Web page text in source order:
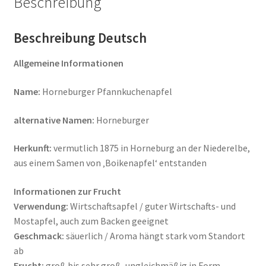
Beschreibung Deutsch
Allgemeine Informationen
Name: Horneburger Pfannkuchenapfel
alternative Namen: Horneburger
Herkunft: vermutlich 1875 in Horneburg an der Niederelbe,
aus einem Samen von ‚Boikenapfel‘ entstanden
Informationen zur Frucht
Verwendung: Wirtschaftsapfel / guter Wirtschafts- und
Mostapfel, auch zum Backen geeignet
Geschmack: säuerlich / Aroma hängt stark vom Standort
ab